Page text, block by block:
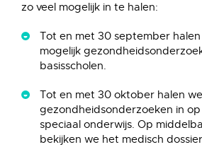
zo veel mogelijk in te halen:
Tot en met 30 september halen
mogelijk
basisscholen.
Tot en met 30 oktober halen
gezondheidsonderzoeken in
speciaal onderwijs. Op
bekijken we het medisch